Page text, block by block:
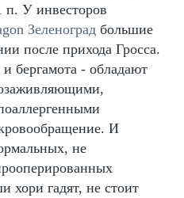
п. У инвесторов
Зеленоград большие
после прихода Гросса.
бергамота - обладают
И
не
хори гадят, не стоит